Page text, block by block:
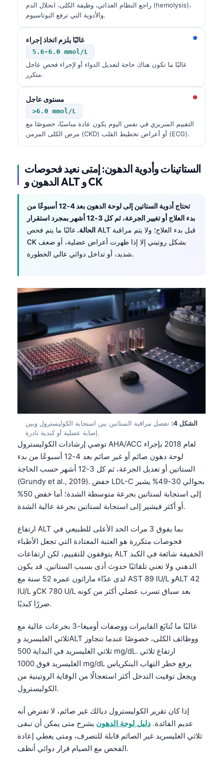
راجع النظام الغذائي، وظيفة الكلى، انحلال الدم (hemolysis)،
والأدوية التي ترفع البوتاسيوم.
غالبًا يلزم اتخاذ إجراء
5.6-6.0 mmol/L
غالبًا ما تكون هناك حاجة لتعديل الدواء أو لإجراء فحص عاجل
متكرر.
مستوى عاجل
>6.0 mmol/L
التقييم السريري في نفس اليوم يكون عادة مناسبًا، خصوصًا مع
مرض الكلى المزمن (CKD) أو أعراض تخطيط القلب (ECG).
الستاتينات وأدوية الدهون: إمتى نعيد فحوصات
الدهون و ALT و CK
تحتاج أدوية الستاتين إلى لوحة الدهون
بعد 4-12 أسبوعًا من
بدء العلاج أو تغيير الجرعة، ثم كل 3-12 أشهر بمجرد استقرار
الحالة. غالبًا ما يتم فحص ALT قبل بدء العلاج؛ ولا يتم مراقبة
CK بشكل روتيني إلا إذا ظهرت أعراض عضلية، أو ضعف
شديد، أو تداخل دوائي عالي الخطورة.
الشكل 4:
تفصل مراقبة الستاتين بين استجابة الكوليسترول وبين
إصابة عضلية أو كبدية نادرة.
توصي إرشادات الكوليسترول AHA/ACC لعام 2018 بإجراء
لوحة دهون صائم
أو غير صائم بعد 4-12 أسبوعًا من بدء
الستاتين أو تعديل الجرعة، ثم كل 3-12 أشهر حسب الحاجة
(Grundy et al., 2019). خفض LDL-C بحوالي 30-49% يشير
إلى استجابة لستاتين بجرعة متوسطة الشدة؛ أما خفض 50%
أو أكثر فيشير إلى استجابة لستاتين بجرعة عالية الشدة.
ارتفاع ALT بما يفوق 3 مرات الحد الأعلى للطبيعي في
فحوصات متكررة هو العتبة المعتادة التي تجعل الأطباء
يتوقفون للتقييم، لكن ارتفاعات ALT الخفيفة شائعة في الكبد
الدهني ولا تعني تلقائيًا حدوث أذى بسبب الستاتين. قد يكون
لدى عدّاء ماراثون عمره 52 سنة مع AST 89 IU/L وALT 42
IU/L وCK 780 U/L بعد سباق تسرب عضلي أكثر من كونه
ضررًا كبديًا.
غالبًا ما تُتابَع الفايبرات ووصفات أوميغا-3 بجرعات عالية مع
ثلاثي الغليسريد وALT ووظائف الكلى، خصوصًا عندما تتجاوز
ثلاثي الغليسريد في البداية 500 mg/dL. ارتفاع ثلاثي
الغليسريد فوق 1000 mg/dL يرفع خطر التهاب البنكرياس
ويجعل توقيت التدخل أكثر استعجالًا من الوقاية الروتينية من
الكوليسترول.
إذا كان تقرير الكوليسترول ديالك غير صائم، لا تفترض أنه
عديم الفائدة. دليل لوحة الدهون يشرح متى يمكن أن تبقى
ثلاثي الغليسريد غير الصائم قابلة للتصرف، ومتى يعطي إعادة
الفحص مع الصيام قرار دوائي أنظف.